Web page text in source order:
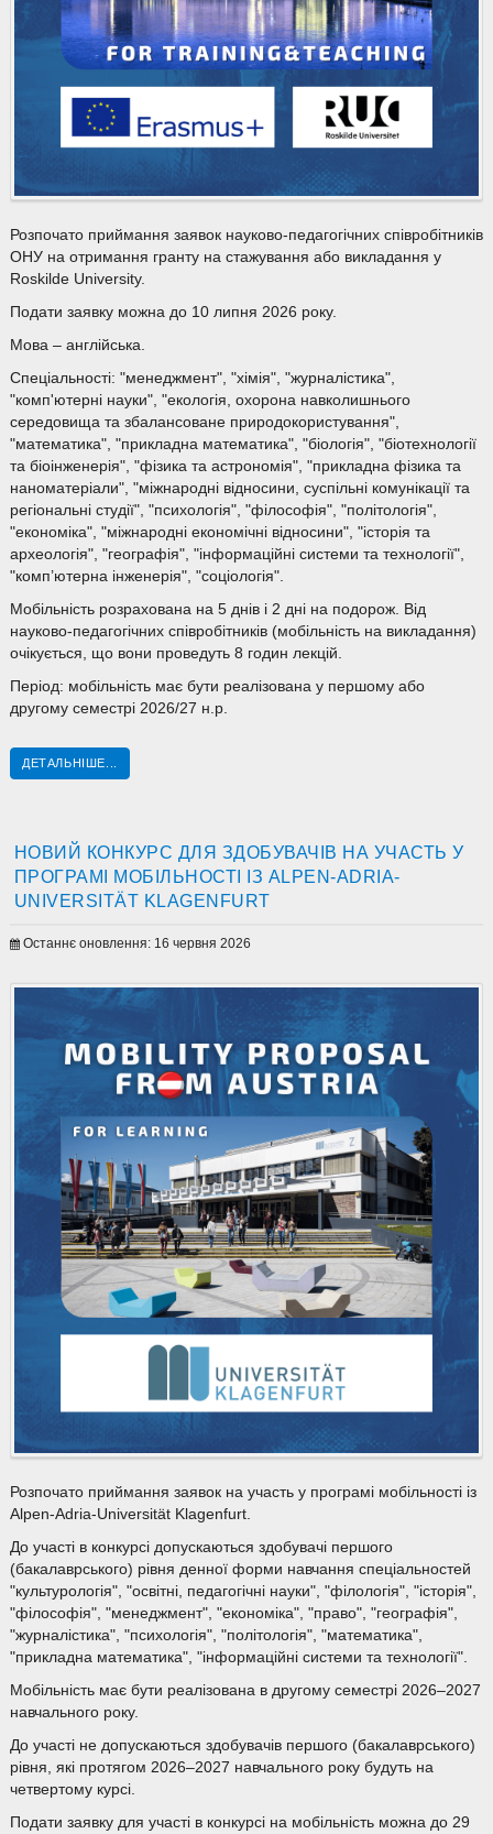
Розпочато приймання заявок науково-педагогічних співробітників
ОНУ на отримання гранту на стажування або викладання у
Roskilde University.
Подати заявку можна до 10 липня 2026 року.
Мова – англійська.
Спеціальності: "менеджмент", "хімія", "журналістика",
"комп'ютерні науки", "екологія, охорона навколишнього
середовища та збалансоване природокористування",
"математика", "прикладна математика", "біологія", "біотехнології
та біоінженерія", "фізика та астрономія", "прикладна фізика та
наноматеріали", "міжнародні відносини, суспільні комунікації та
регіональні студії", "психологія", "філософія", "політологія",
"економіка", "міжнародні економічні відносини", "історія та
археологія", "географія", "інформаційні системи та технології",
"комп’ютерна інженерія", "соціологія".
Мобільність розрахована на 5 днів і 2 дні на подорож. Від
науково-педагогічних співробітників (мобільність на викладання)
очікується, що вони проведуть 8 годин лекцій.
Період: мобільність має бути реалізована у першому або
другому семестрі 2026/27 н.р.
ДЕТАЛЬНІШЕ...
НОВИЙ КОНКУРС ДЛЯ ЗДОБУВАЧІВ НА УЧАСТЬ У
ПРОГРАМІ МОБІЛЬНОСТІ ІЗ ALPEN-ADRIA-
UNIVERSITÄT KLAGENFURT
Останнє оновлення: 16 червня 2026
Розпочато приймання заявок на участь у програмі мобільності із
Alpen-Adria-Universität Klagenfurt.
До участі в конкурсі допускаються здобувачі першого
(бакалаврського) рівня денної форми навчання спеціальностей
"культурологія", "освітні, педагогічні науки", "філологія", "історія",
"філософія", "менеджмент", "економіка", "право", "географія",
"журналістика", "психологія", "політологія", "математика",
"прикладна математика", "інформаційні системи та технології".
Мобільність має бути реалізована в другому семестрі 2026–2027
навчального року.
До участі не допускаються здобувачів першого (бакалаврського)
рівня, які протягом 2026–2027 навчального року будуть на
четвертому курсі.
Подати заявку для участі в конкурсі на мобільність можна до 29